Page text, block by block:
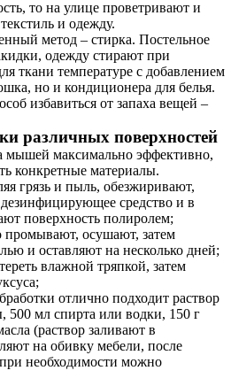
то на улице проветривают и
и одежду.
метод – стирка. Постельное
одежду стирают при
ткани температуре с добавлением
но и кондиционера для белья.
избавиться от запаха вещей –
различных поверхностей
мышей максимально эффективно,
конкретные материалы.
грязь и пыль, обезжиривают,
средство и в
поверхность полиролем;
промывают, осушают, затем
и оставляют на несколько дней;
влажной тряпкой, затем
отлично подходит раствор
500 мл спирта или водки, 150 г
(раствор заливают в
на обивку мебели, после
необходимости можно